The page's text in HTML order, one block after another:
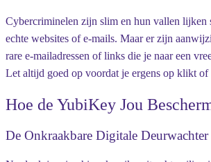
Cybercriminelen zijn slim en hun vallen lijken
echte websites of e-mails. Maar er zijn
rare e-mailadressen of links die je naar een
Let altijd goed op voordat je ergens op klikt of
Hoe de YubiKey Jou
De Onkraakbare Digitale Deurwachter